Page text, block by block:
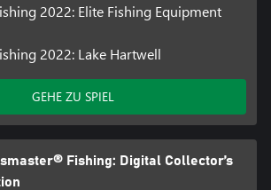
2022: Elite Fishing Equipment
2022: Lake Hartwell
GEHE ZU SPIEL
Fishing: Digital Collector’s